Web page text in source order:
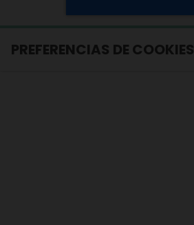
PREFERENCIAS DE COOKIES